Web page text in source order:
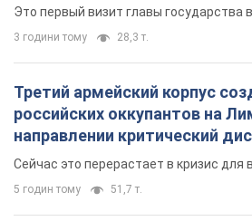
Это первый визит главы государства
3 години тому 28,3 т.
Третий армейский корпус
российских оккупантов на
направлении критический
удалось
Сейчас это перерастает в кризис для
5 годин тому 51,7 т.